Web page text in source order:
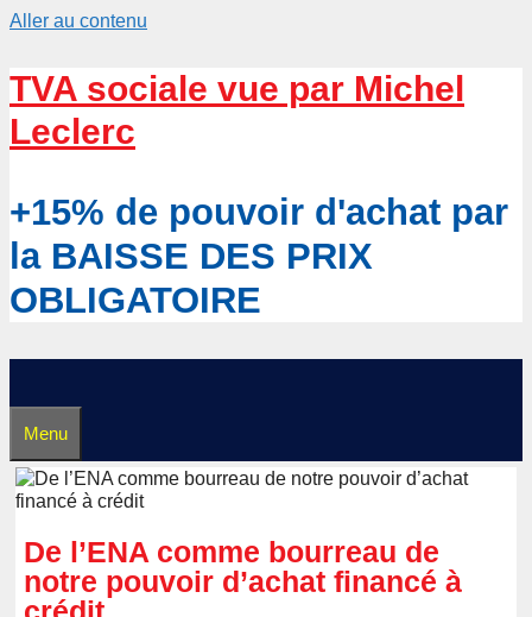
Aller au contenu
TVA sociale vue par Michel
Leclerc
+15% de pouvoir d'achat par
la BAISSE DES PRIX
OBLIGATOIRE
Menu
De l’ENA comme bourreau de
notre pouvoir d’achat financé à